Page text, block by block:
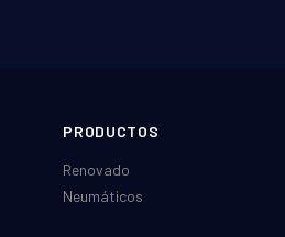
PRODUCTOS
Renovado
Neumáticos